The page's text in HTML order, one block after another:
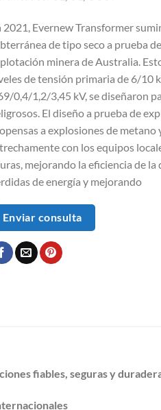
2021, Evernew Transformer
de tipo seco a prueba
minera de Australia.
de tensión primaria de 6/10
0,4/1,2/3,45 kV, se diseñaron
El diseño a prueba de
a explosiones de
con los equipos
mejorando la eficiencia de
de energía y mejorando
Enviar consulta
fiables, seguras y